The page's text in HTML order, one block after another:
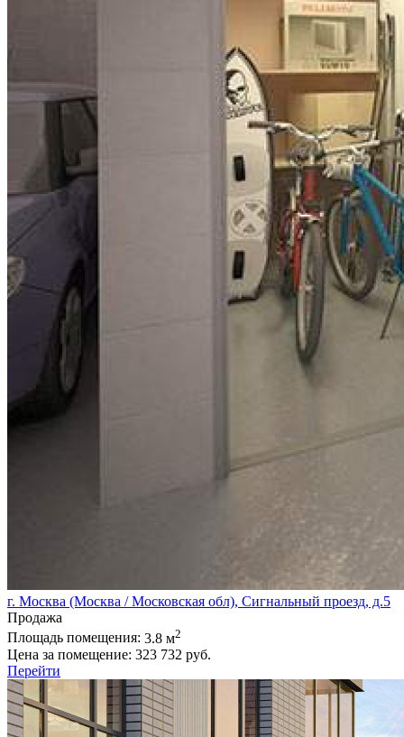
г. Москва (Москва / Московская обл), Сигнальный проезд, д.5
Продажа
Площадь помещения: 3.8 м2
Цена за помещение: 323 732 руб.
Перейти